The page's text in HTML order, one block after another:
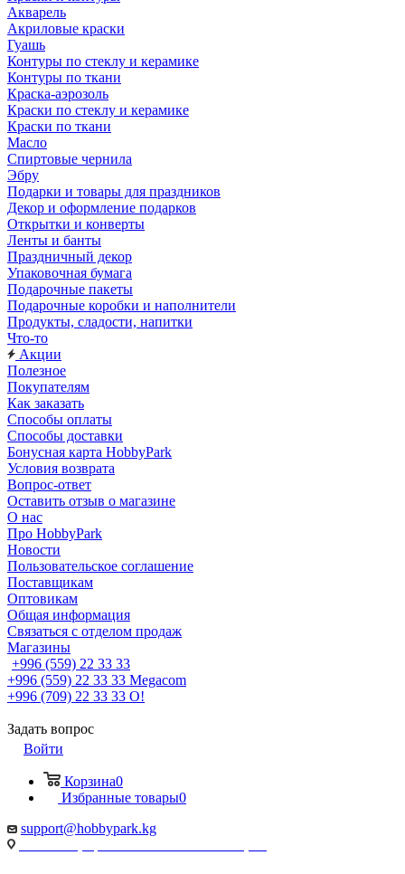
Акварель
Акриловые краски
Гуашь
Контуры по стеклу и керамике
Контуры по ткани
Краска-аэрозоль
Краски по стеклу и керамике
Краски по ткани
Масло
Спиртовые чернила
Эбру
Подарки и товары для праздников
Декор и оформление подарков
Открытки и конверты
Ленты и банты
Праздничный декор
Упаковочная бумага
Подарочные пакеты
Подарочные коробки и наполнители
Продукты, сладости, напитки
Что-то
Акции
Полезное
Покупателям
Как заказать
Способы оплаты
Способы доставки
Бонусная карта HobbyPark
Условия возврата
Вопрос-ответ
Оставить отзыв о магазине
О нас
Про HobbyPark
Новости
Пользовательское соглашение
Поставщикам
Оптовикам
Общая информация
Связаться с отделом продаж
Магазины
+996 (559) 22 33 33
+996 (559) 22 33 33 Megacom
+996 (709) 22 33 33 O!
Задать вопрос
Войти
Корзина0
Избранные товары0
support@hobbypark.kg